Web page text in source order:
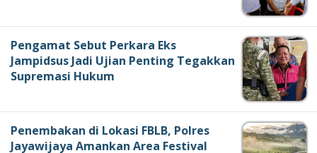
Pengamat Sebut Perkara Eks
Jampidsus Jadi Ujian Penting Tegakkan
Supremasi Hukum
Penembakan di Lokasi FBLB, Polres
Jayawijaya Amankan Area Festival